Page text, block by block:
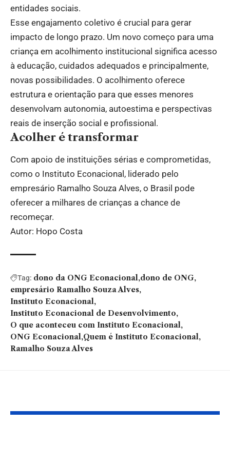
entidades sociais.
Esse engajamento coletivo é crucial para gerar
impacto de longo prazo. Um novo começo para uma
criança em acolhimento institucional significa acesso
à educação, cuidados adequados e principalmente,
novas possibilidades. O acolhimento oferece
estrutura e orientação para que esses menores
desenvolvam autonomia, autoestima e perspectivas
reais de inserção social e profissional.
Acolher é transformar
Com apoio de instituições sérias e comprometidas,
como o Instituto Econacional, liderado pelo
empresário Ramalho Souza Alves, o Brasil pode
oferecer a milhares de crianças a chance de
recomeçar.
Autor: Hopo Costa
Tag: dono da ONG Econacional dono de ONG
empresário Ramalho Souza Alves
Instituto Econacional
Instituto Econacional de Desenvolvimento
O que aconteceu com Instituto Econacional
ONG Econacional Quem é Instituto Econacional
Ramalho Souza Alves